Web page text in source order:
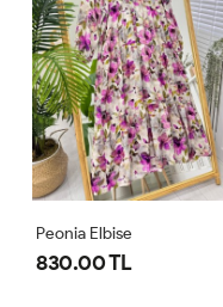
Elbise
TL